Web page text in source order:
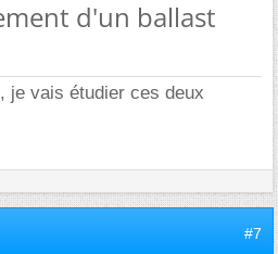
d'un ballast
je vais étudier ces deux
#7